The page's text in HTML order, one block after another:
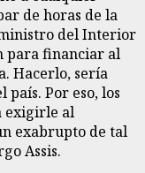
de horas de la
del Interior
para financiar al
Hacerlo, sería
país. Por eso, los
exigirle al
exabrupto de tal
Assis.